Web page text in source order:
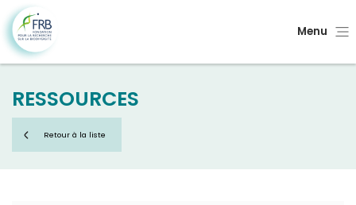
Menu
RESSOURCES
Retour à la liste